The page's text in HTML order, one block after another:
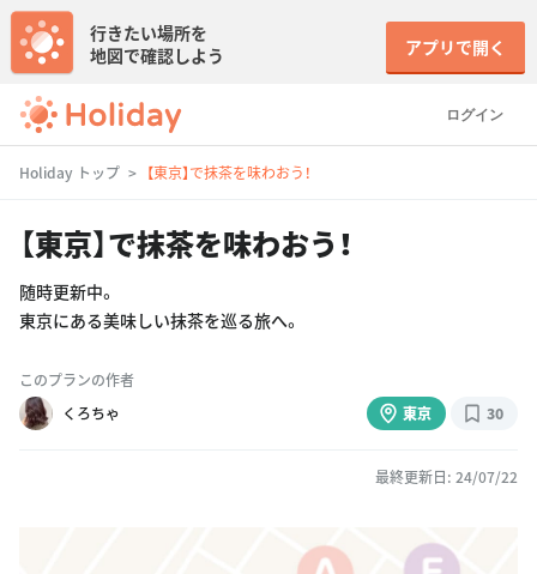
ログイン
行きたい場所を
地図で確認しよう
アプリで開く
Holiday トップ 【東京】で抹茶を味わおう！
【東京】で抹茶を味わおう！
随時更新中。
東京にある美味しい抹茶を巡る旅へ。
このプランの作者
くろちゃ
東京 30
最終更新日: 24/07/22